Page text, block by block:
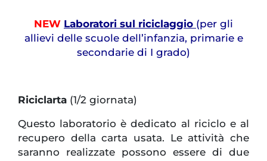
NEW Laboratori sul riciclaggio (per gli
allievi delle scuole dell’infanzia, primarie e
secondarie di I grado)
Riciclarta (1/2 giornata)
Questo laboratorio è dedicato al riciclo e al
recupero della carta usata. Le attività che
saranno realizzate possono essere di due